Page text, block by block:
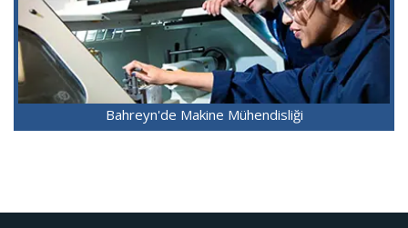
Bahreyn'de Makine Mühendisliği